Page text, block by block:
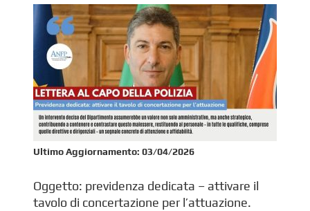
Ultimo Aggiornamento: 03/04/2026
Oggetto: previdenza dedicata – attivare il
tavolo di concertazione per l’attuazione.